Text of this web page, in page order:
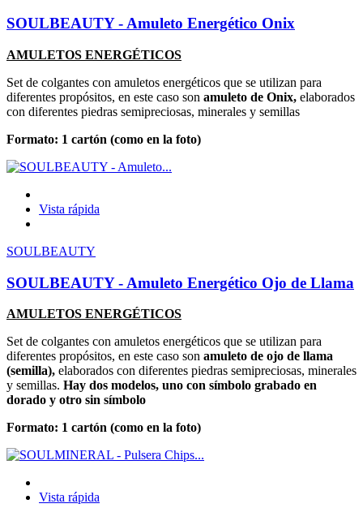
SOULBEAUTY - Amuleto Energético Onix
AMULETOS ENERGÉTICOS
Set de colgantes con amuletos energéticos que se utilizan para
diferentes propósitos, en este caso son amuleto de Onix, elaborados
con diferentes piedras semipreciosas, minerales y semillas
Formato: 1 cartón (como en la foto)
Vista rápida
SOULBEAUTY
SOULBEAUTY - Amuleto Energético Ojo de Llama
AMULETOS ENERGÉTICOS
Set de colgantes con amuletos energéticos que se utilizan para
diferentes propósitos, en este caso son amuleto de ojo de llama
(semilla), elaborados con diferentes piedras semipreciosas, minerales
y semillas. Hay dos modelos, uno con símbolo grabado en
dorado y otro sin símbolo
Formato: 1 cartón (como en la foto)
Vista rápida